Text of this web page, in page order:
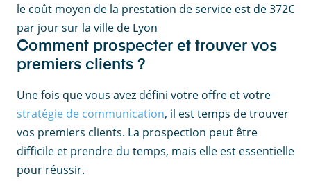
le coût moyen de la prestation de service est de 372€
par jour sur la ville de Lyon
Comment prospecter et trouver vos
premiers clients ?
Une fois que vous avez défini votre offre et votre
stratégie de communication, il est temps de trouver
vos premiers clients. La prospection peut être
difficile et prendre du temps, mais elle est essentielle
pour réussir.